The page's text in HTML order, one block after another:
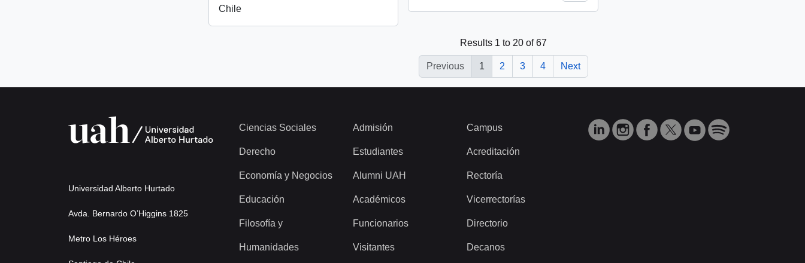
Chile
Results 1 to 20 of 67
Previous 1 2 3 4 Next
Universidad Alberto Hurtado
Avda. Bernardo O’Higgins 1825
Metro Los Héroes
Ciencias Sociales
Derecho
Economía y Negocios
Educación
Filosofía y
Humanidades
Admisión
Estudiantes
Alumni UAH
Académicos
Funcionarios
Visitantes
Campus
Acreditación
Rectoría
Vicerrectorías
Directorio
Decanos